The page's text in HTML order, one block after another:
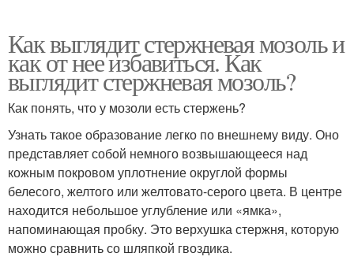
Как выглядит стержневая мозоль и
как от нее избавиться. Как
выглядит стержневая мозоль?
Как понять, что у мозоли есть стержень?
Узнать такое образование легко по внешнему виду. Оно
представляет собой немного возвышающееся над
кожным покровом уплотнение округлой формы
белесого, желтого или желтовато-серого цвета. В центре
находится небольшое углубление или «ямка»,
напоминающая пробку. Это верхушка стержня, которую
можно сравнить со шляпкой гвоздика.